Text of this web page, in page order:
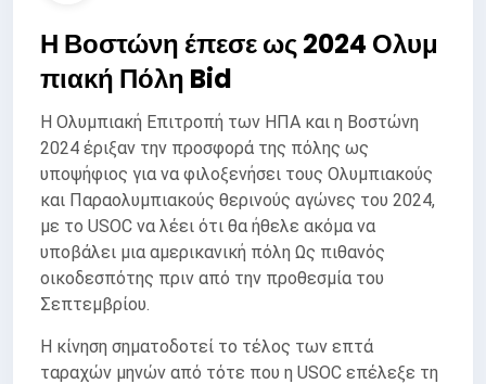
Η Βοστώνη έπεσε ως 2024 Ολυμ
πιακή Πόλη Bid
Η Ολυμπιακή Επιτροπή των ΗΠΑ και η Βοστώνη
2024 έριξαν την προσφορά της πόλης ως
υποψήφιος για να φιλοξενήσει τους Ολυμπιακούς
και Παραολυμπιακούς θερινούς αγώνες του 2024,
με το USOC να λέει ότι θα ήθελε ακόμα να
υποβάλει μια αμερικανική πόλη Ως πιθανός
οικοδεσπότης πριν από την προθεσμία του
Σεπτεμβρίου.
Η κίνηση σηματοδοτεί το τέλος των επτά
ταραχών μηνών από τότε που η USOC επέλεξε τη